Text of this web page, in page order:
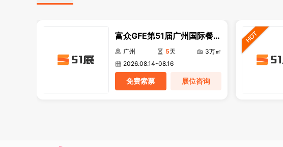
富众GFE第51届广州国际餐饮
加盟展 良之隆·2026全球食
材贸易节暨中餐出海供应链共
创大会
广州 5天
3万㎡
2026.08.14-08.16
免费索票 展位咨询